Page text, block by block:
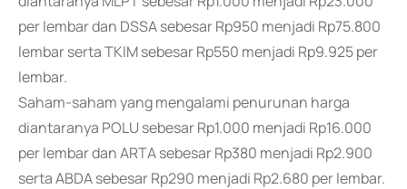
per lembar dan DSSA sebesar Rp950 menjadi Rp75.800
lembar serta TKIM sebesar Rp550 menjadi Rp9.925 per
lembar.
Saham-saham yang mengalami penurunan harga
diantaranya POLU sebesar Rp1.000 menjadi Rp16.000
per lembar dan ARTA sebesar Rp380 menjadi Rp2.900
serta ABDA sebesar Rp290 menjadi Rp2.680 per lembar.